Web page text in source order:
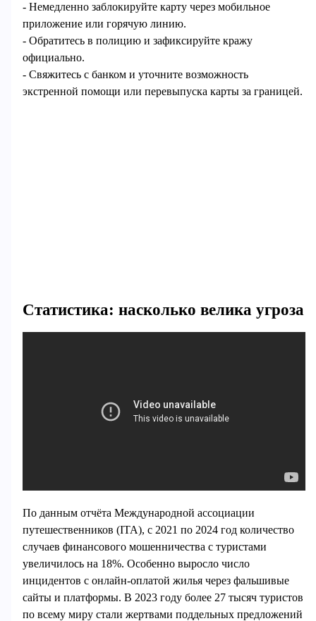
- Немедленно заблокируйте карту через мобильное
приложение или горячую линию.
- Обратитесь в полицию и зафиксируйте кражу
официально.
- Свяжитесь с банком и уточните возможность
экстренной помощи или перевыпуска карты за границей.
Статистика: насколько велика угроза
По данным отчёта Международной ассоциации
путешественников (ITA), с 2021 по 2024 год количество
случаев финансового мошенничества с туристами
увеличилось на 18%. Особенно выросло число
инцидентов с онлайн-оплатой жилья через фальшивые
сайты и платформы. В 2023 году более 27 тысяч туристов
по всему миру стали жертвами поддельных предложений